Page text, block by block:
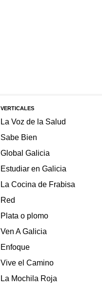
VERTICALES
La Voz de la Salud
Sabe Bien
Global Galicia
Estudiar en Galicia
La Cocina de Frabisa
Red
Plata o plomo
Ven A Galicia
Enfoque
Vive el Camino
La Mochila Roja